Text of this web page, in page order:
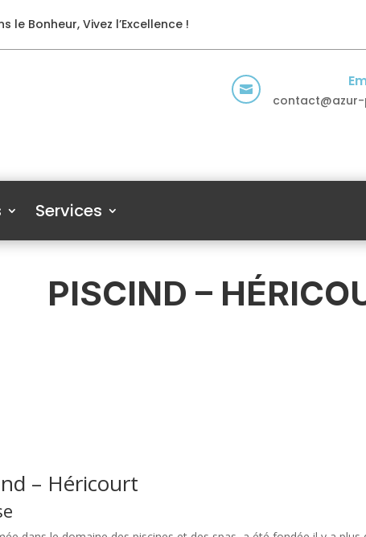
le Bonheur, Vivez l’Excellence !

Services
PISCIND –
– Héricourt